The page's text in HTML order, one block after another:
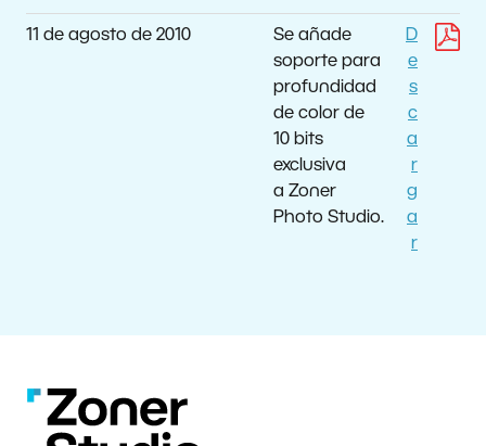
11 de agosto de 2010
Se añade
soporte para
profundidad
de color de
10 bits
exclusiva
a Zoner
Photo Studio.
D
e
s
c
a
r
g
a
r